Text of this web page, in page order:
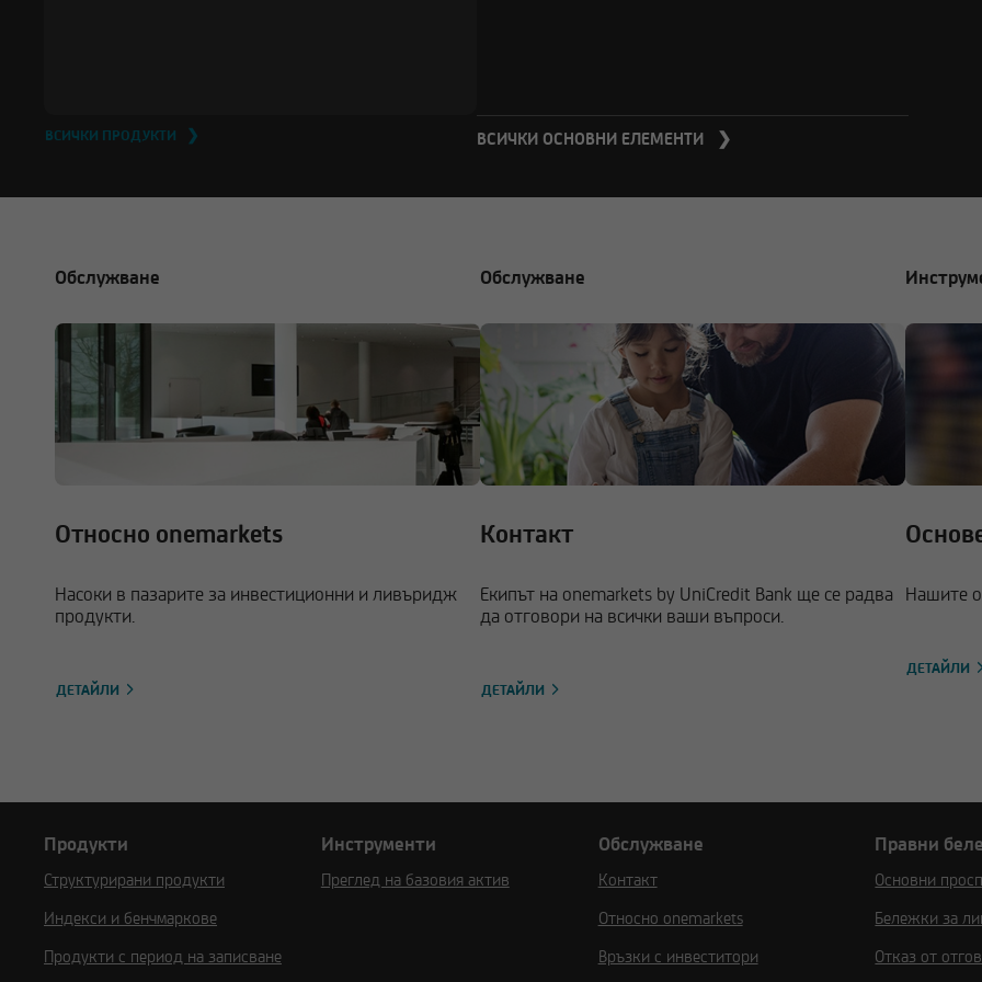
ВСИЧКИ ПРОДУКТИ ❯ ВСИЧКИ ОСНОВНИ ЕЛЕМЕНТИ ❯
Обслужване
Относно onemarkets
Насоки в пазарите за инвестиционни и ливъридж
продукти.
ДЕТАЙЛИ
Обслужване
Контакт
Екипът на onemarkets by UniCredit Bank ще се радва
да отговори на всички ваши въпроси.
ДЕТАЙЛИ
Нашите
ДЕТАЙЛИ
Продукти
Структурирани продукти
Индекси и бенчмаркове
Продукти с период на записване
Инструменти
Преглед на базовия актив
Обслужване
Контакт
Относно onemarkets
Връзки с инвеститори
Правни
Основни
Бележки за
Отказ от